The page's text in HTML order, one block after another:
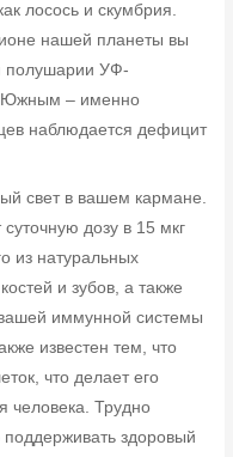
лосось и скумбрия.
нашей планеты вы
полушарии УФ-
Южным – именно
наблюдается дефицит
свет в вашем кармане.
дозу в 15 мкг
из натуральных
и зубов, а также
иммунной системы
известен тем, что
что делает его
человека. Трудно
поддерживать здоровый